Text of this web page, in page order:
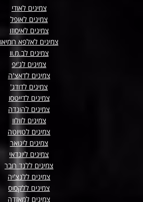
צמיגים לאודי
צמיגים לאופל
צמיגים לאיסוזו
צמיגים לאלפא רומיאו
צמיגים לב.מ.וו
צמיגים לג'יפ
צמיגים לדאצ'ה
צמיגים לדודג'
צמיגים לדייטסו
צמיגים להונדה
צמיגים לוולוו
צמיגים לטויוטה
צמיגים ליגואר
צמיגים ליונדאי
צמיגים ללנד רובר
צמיגים ללנצ'יה
צמיגים ללקסוס
צמיגים למאזדה